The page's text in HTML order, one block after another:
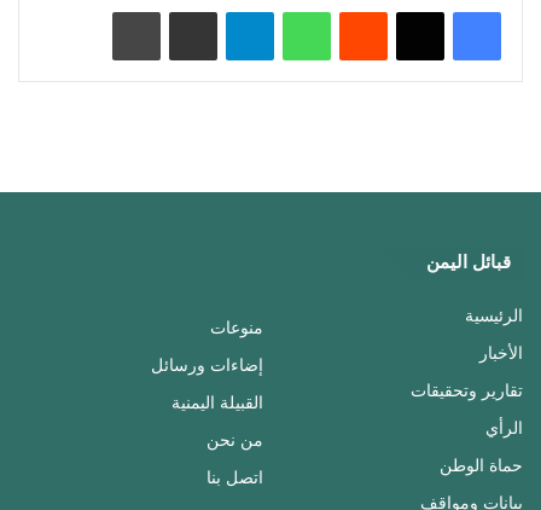
واتساب تيلقرام
قبائل اليمن
الرئيسية
الأخبار
تقارير وتحقيقات
الرأي
حماة الوطن
بيانات ومواقف
منوعات
إضاءات ورسائل
القبيلة اليمنية
من نحن
اتصل بنا